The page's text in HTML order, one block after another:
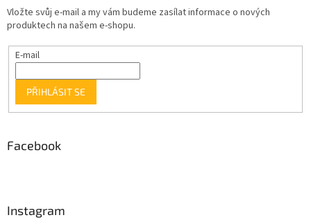
Vložte svůj e-mail a my vám budeme zasílat informace o nových
produktech na našem e-shopu.
E-mail
PŘIHLÁSIT SE
Facebook
Instagram